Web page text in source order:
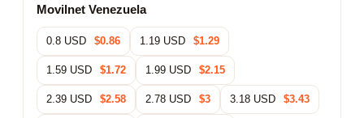
Movilnet Venezuela
0.8 USD $0.86 1.19 USD $1.29
1.59 USD $1.72 1.99 USD $2.15
2.39 USD $2.58 2.78 USD $3 3.18 USD $3.43